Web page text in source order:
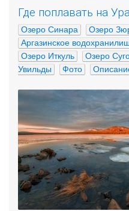
Где поплавать на
Озеро Синара Озеро
Аргазинское
Озеро Иткуль
Озеро
Увильды
Фото